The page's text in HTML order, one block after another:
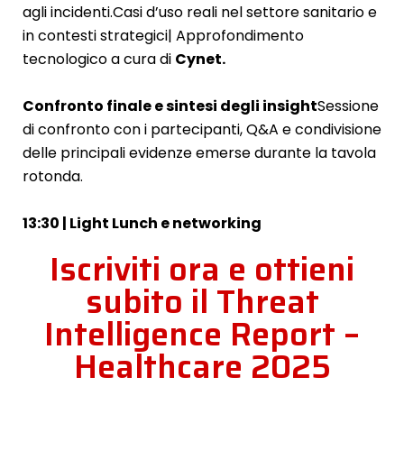
agli incidenti.Casi d’uso reali nel settore sanitario e
in contesti strategici| Approfondimento
tecnologico a cura di Cynet.
Confronto finale e sintesi degli insightSessione
di confronto con i partecipanti, Q&A e condivisione
delle principali evidenze emerse durante la tavola
rotonda.
13:30 | Light Lunch e networking
Iscriviti ora e ottieni
subito il Threat
Intelligence Report –
Healthcare 2025